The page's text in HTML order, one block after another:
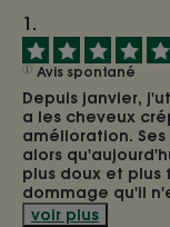
Avis spontané
Depuis janvier,
a les cheveux
amélioration.
alors
plus doux et plus
dommage qu'il
voir plus